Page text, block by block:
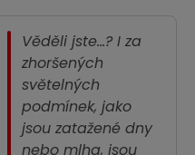
Věděli jste…? I za
zhoršených
světelných
podmínek, jako
jsou zatažené dny
nebo mlha, jsou